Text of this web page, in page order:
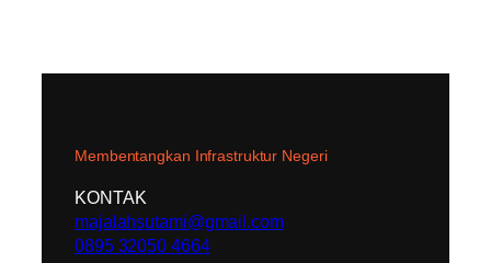
Membentangkan Infrastruktur Negeri
KONTAK
majalahsutami@gmail.com
0895 32050 4664